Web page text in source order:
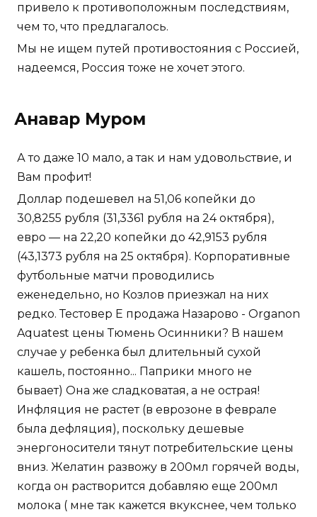
привело к противоположным последствиям,
чем то, что предлагалось.
Мы не ищем путей противостояния с Россией,
надеемся, Россия тоже не хочет этого.
Анавар Муром
А то даже 10 мало, а так и нам удовольствие, и
Вам профит!
Доллар подешевел на 51,06 копейки до
30,8255 рубля (31,3361 рубля на 24 октября),
евро — на 22,20 копейки до 42,9153 рубля
(43,1373 рубля на 25 октября). Корпоративные
футбольные матчи проводились
еженедельно, но Козлов приезжал на них
редко. Тестовер Е продажа Назарово - Organon
Aquatest цены Тюмень Осинники? В нашем
случае у ребенка был длительный сухой
кашель, постоянно... Паприки много не
бывает) Она же сладковатая, а не острая!
Инфляция не растет (в еврозоне в феврале
была дефляция), поскольку дешевые
энергоносители тянут потребительские цены
вниз. Желатин развожу в 200мл горячей воды,
когда он растворится добавляю еще 200мл
молока ( мне так кажется вкукснее, чем только